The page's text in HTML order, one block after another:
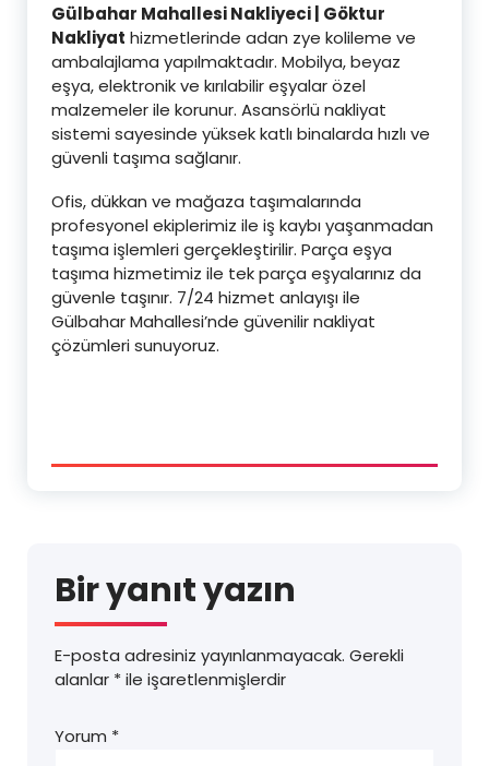
Gülbahar Mahallesi Nakliyeci | Göktur
Nakliyat hizmetlerinde adan zye kolileme ve
ambalajlama yapılmaktadır. Mobilya, beyaz
eşya, elektronik ve kırılabilir eşyalar özel
malzemeler ile korunur. Asansörlü nakliyat
sistemi sayesinde yüksek katlı binalarda hızlı ve
güvenli taşıma sağlanır.
Ofis, dükkan ve mağaza taşımalarında
profesyonel ekiplerimiz ile iş kaybı yaşanmadan
taşıma işlemleri gerçekleştirilir. Parça eşya
taşıma hizmetimiz ile tek parça eşyalarınız da
güvenle taşınır. 7/24 hizmet anlayışı ile
Gülbahar Mahallesi’nde güvenilir nakliyat
çözümleri sunuyoruz.
Bir yanıt yazın
E-posta adresiniz yayınlanmayacak. Gerekli
alanlar *ile işaretlenmişlerdir
Yorum *